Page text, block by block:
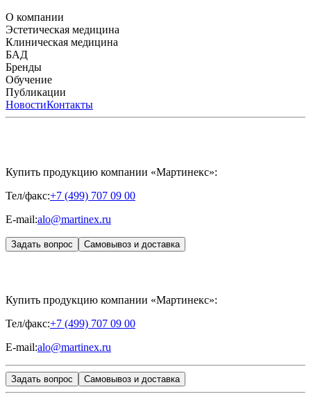
О компании
История компанииНаучный центр
центрПатентыЛаборатория
Мезотерапии
Эстетическая медицина
БиорепарацияФиллеры
пилинги
Клиническая медицина
HYALREPAIR® CHONDROreparant
DENTAL
FILLER INTIMO
БАД
CYTOHYALEX
Бренды
APRILINE®
InternationalHYALREPAIR®
ХОНДРОРЕПАРАНТ®
ДЕНТАЛMESALTERA BY DR. MIKHAYLOVAMEDIC
Обучение
Расписание мероприятий
обученияПреподаватели
Публикации
ЖУРНАЛ LES NOUVELLES ESTHÉTIQUES
«ИНЪЕКЦИОННАЯ КОСМЕТОЛОГИЯ»ЖУРНАЛ
НовостиКонтакты
Купить продукцию компании «Мартинекс»:
Тел/факс:+7 (499) 707 09 00
E-mail:alo@martinex.ru
Задать вопрос Самовывоз и доставка
Купить продукцию компании «Мартинекс»:
Тел/факс:+7 (499) 707 09 00
E-mail:alo@martinex.ru
Задать вопрос Самовывоз и доставка